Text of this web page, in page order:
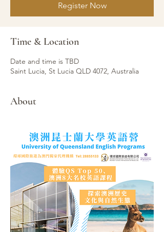
Register Now
Time & Location
Date and time is TBD
Saint Lucia, St Lucia QLD 4072, Australia
About